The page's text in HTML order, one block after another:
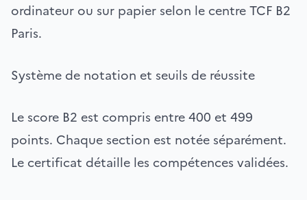
ordinateur ou sur papier selon le centre TCF B2
Paris.
Système de notation et seuils de réussite
Le score B2 est compris entre 400 et 499
points. Chaque section est notée séparément.
Le certificat détaille les compétences validées.